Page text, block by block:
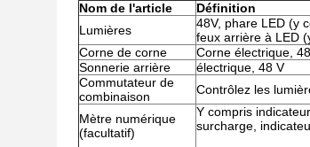
Nom de l'article
Définition
Lumières
48V, phare LED (y
feux arrière à LED
Corne de corne
Corne électrique,
Sonnerie arrière
électrique, 48 V
Commutateur de
combinaison
Contrôlez les
Mètre numérique
(facultatif)
Y compris
surcharge,